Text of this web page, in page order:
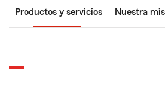
Productos y servicios Nuestra